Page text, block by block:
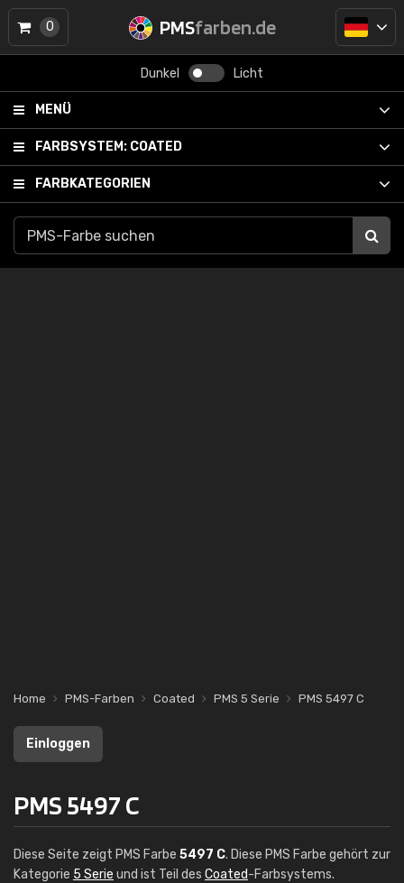
PMSfarben.de
Dunkel Licht
MENÜ
FARBSYSTEM: COATED
FARBKATEGORIEN
0
Home PMS-Farben Coated PMS 5 Serie PMS 5497 C
Einloggen
PMS 5497 C
Diese Seite zeigt PMS Farbe 5497 C. Diese PMS Farbe gehört zur
Kategorie 5 Serie und ist Teil des Coated-Farbsystems.